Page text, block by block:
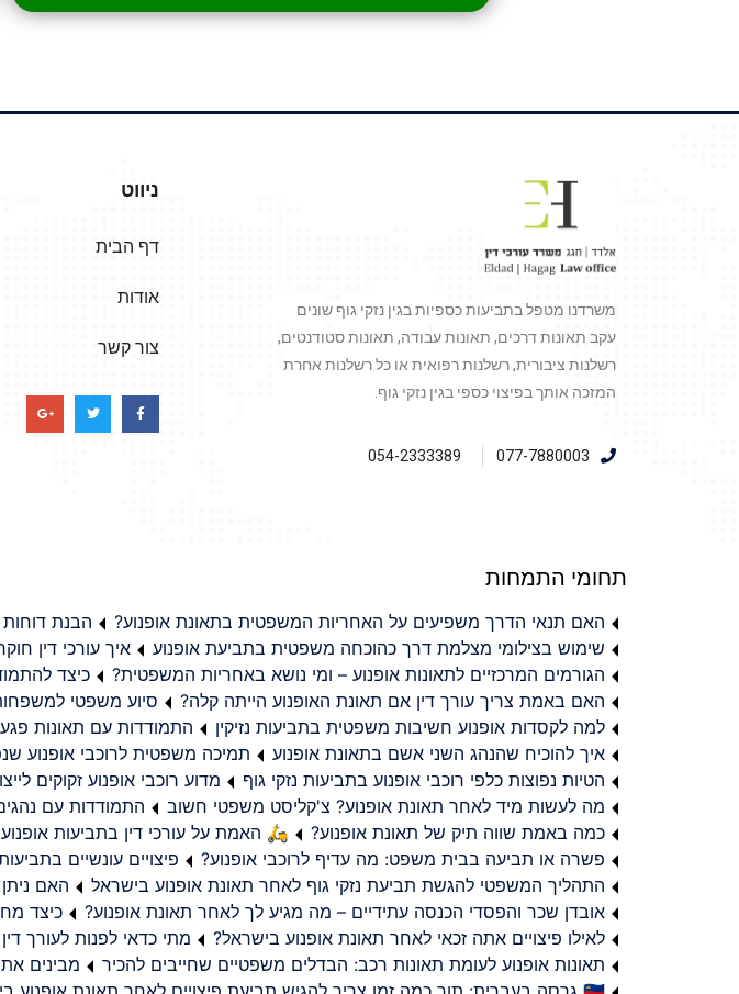
משרדנו מטפל בתביעות כספיות בגין נזקי גוף שונים
עקב תאונות דרכים, תאונות עבודה, תאונות סטודנטים,
רשלנות ציבורית, רשלנות רפואית או כל רשלנות אחרת
המזכה אותך בפיצוי כספי בגין נזקי גוף.
077-7880003
054-2333389
ניווט
דף הבית
אודות
צור קשר
תחומי התמחות
האם תנאי הדרך משפיעים על האחריות המשפטית בתאונת אופנוע?
הבנת
שימוש בצילומי מצלמת דרך כהוכחה משפטית בתביעת אופנוע
איך עורכי דין
הגורמים המרכזיים לתאונות אופנוע – ומי נושא באחריות המשפטית?
כיצד
האם באמת צריך עורך דין אם תאונת האופנוע הייתה קלה?
סיוע משפטי
למה לקסדות אופנוע חשיבות משפטית בתביעות נזיקין
התמודדות עם תאונות
איך להוכיח שהנהג השני אשם בתאונת אופנוע
תמיכה משפטית לרוכבי אופנוע
הטיות נפוצות כלפי רוכבי אופנוע בתביעות נזקי גוף
מדוע רוכבי אופנוע זקוקים
מה לעשות מיד לאחר תאונת אופנוע? צ'קליסט משפטי חשוב
התמודדות עם
כמה באמת שווה תיק של תאונת אופנוע?
🛵 האמת על עורכי דין בתביעות
פשרה או תביעה בבית משפט: מה עדיף לרוכבי אופנוע?
פיצויים עונשיים
התהליך המשפטי להגשת תביעת נזקי גוף לאחר תאונת אופנוע בישראל
האם
אובדן שכר והפסדי הכנסה עתידיים – מה מגיע לך לאחר תאונת אופנוע?
כיצד
לאילו פיצויים אתה זכאי לאחר תאונת אופנוע בישראל?
מתי כדאי לפנות לעורך
תאונות אופנוע לעומת תאונות רכב: הבדלים משפטיים שחייבים להכיר
מבינים